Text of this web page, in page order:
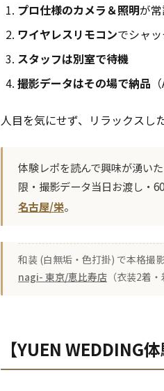
プロ仕様のカメラ＆照明が
ワイヤレスリモコンでシャ
スタッフは別室で待機
撮影データはその場で納品
人目を気にせず、リラックスし
体験レポを読んで興味が湧い
限・撮影データ当日お渡し・
名古屋/栄。
和装 (白無垢・色打掛) で本格撮
nagi- 東京/恵比寿店 （衣装2着
【YUEN WEDDING